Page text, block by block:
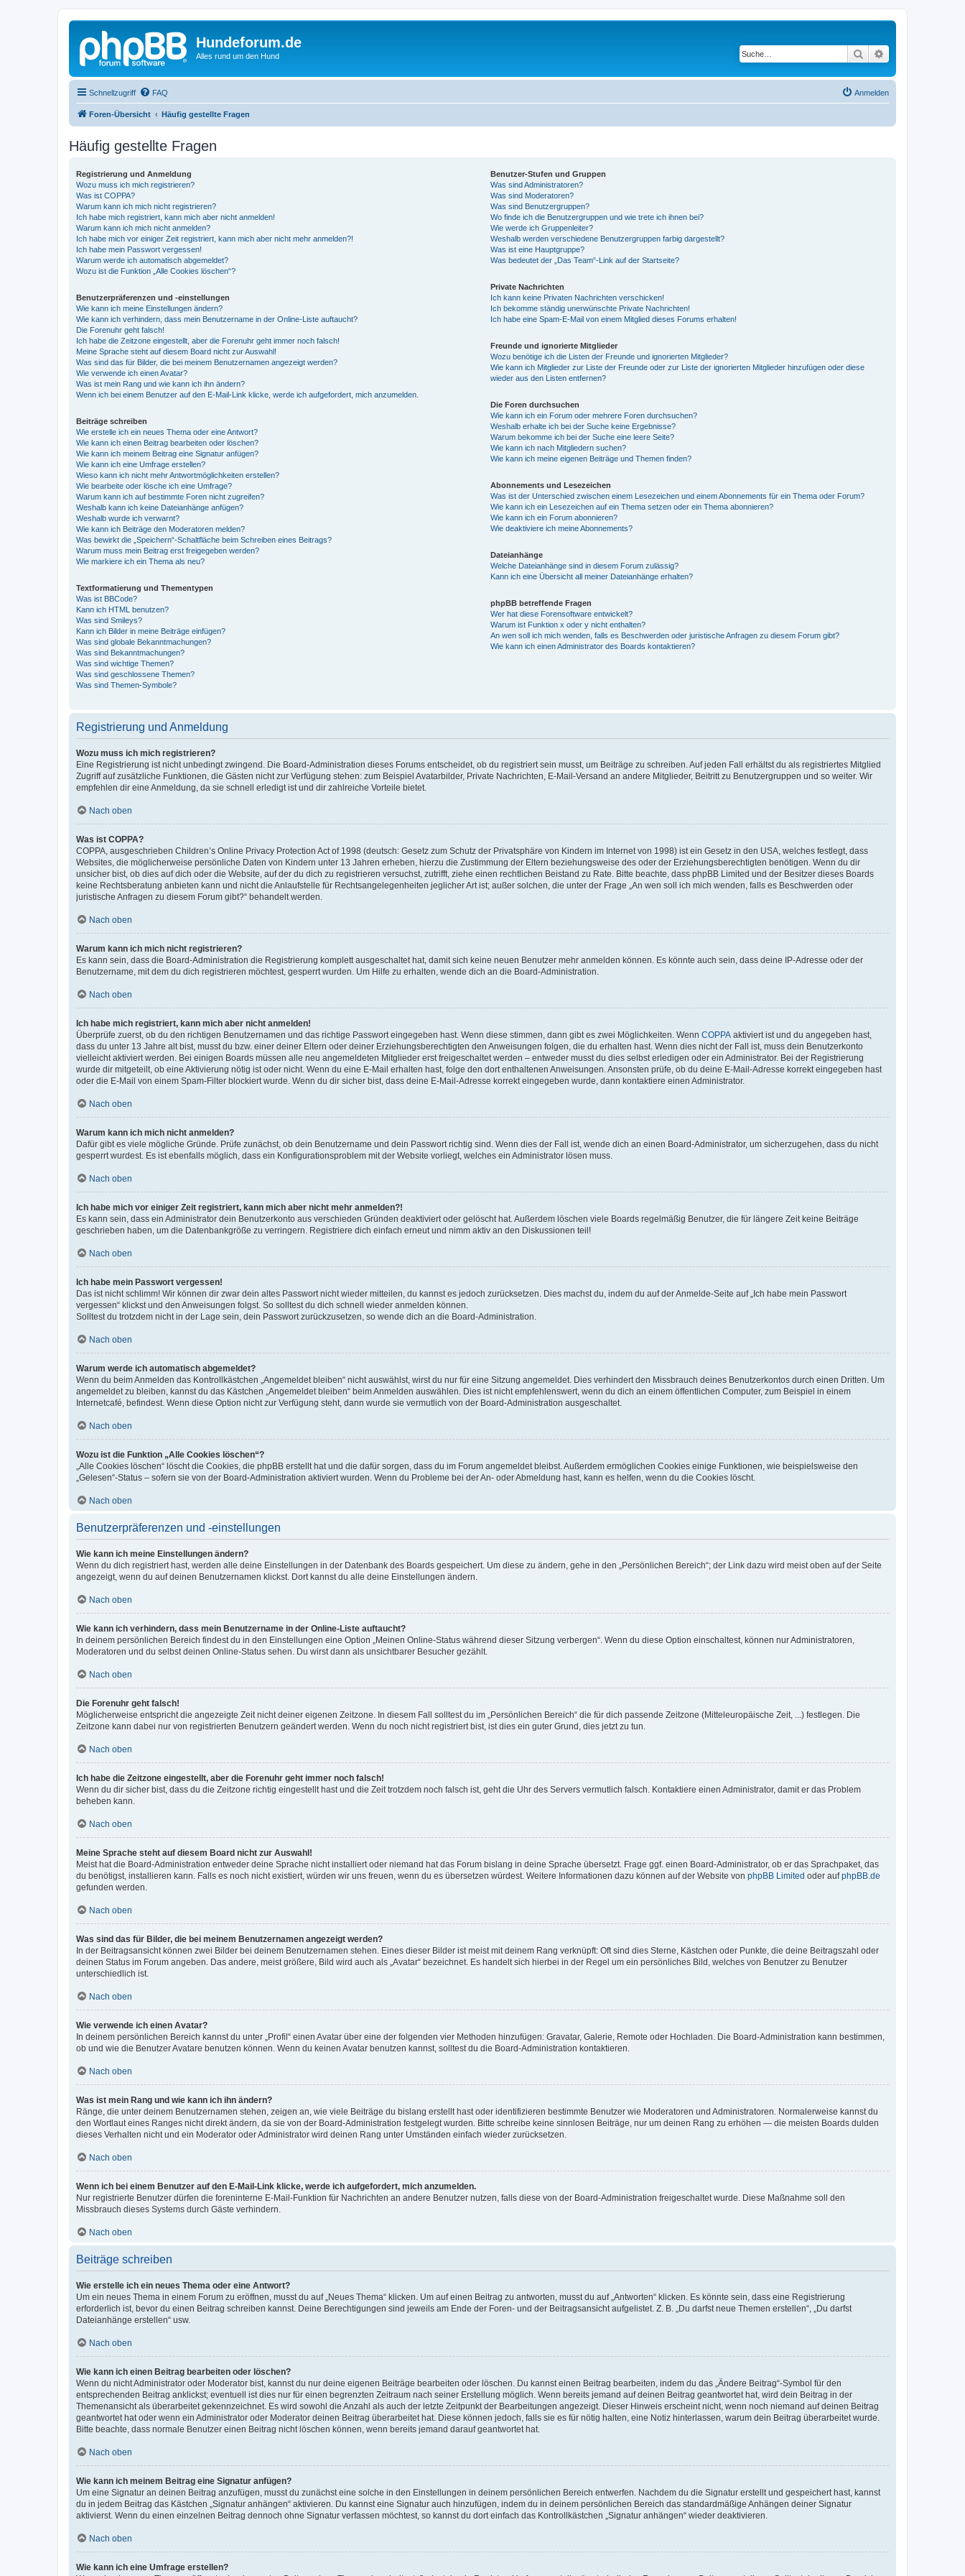
Hundeforum.de
Alles rund um den Hund Suche
Schnellzugriff FAQ Anmelden
Foren-Übersicht Häufig gestellte Fragen
Häufig gestellte Fragen
Registrierung und Anmeldung
Wozu muss ich mich registrieren?
Was ist COPPA?
Warum kann ich mich nicht registrieren?
Ich habe mich registriert, kann mich aber nicht anmelden!
Warum kann ich mich nicht anmelden?
Ich habe mich vor einiger Zeit registriert, kann mich aber nicht mehr anmelden?!
Ich habe mein Passwort vergessen!
Warum werde ich automatisch abgemeldet?
Wozu ist die Funktion „Alle Cookies löschen“?
Benutzerpräferenzen und -einstellungen
Wie kann ich meine Einstellungen ändern?
Wie kann ich verhindern, dass mein Benutzername in der Online-Liste auftaucht?
Die Forenuhr geht falsch!
Ich habe die Zeitzone eingestellt, aber die Forenuhr geht immer noch falsch!
Meine Sprache steht auf diesem Board nicht zur Auswahl!
Was sind das für Bilder, die bei meinem Benutzernamen angezeigt werden?
Wie verwende ich einen Avatar?
Was ist mein Rang und wie kann ich ihn ändern?
Wenn ich bei einem Benutzer auf den E-Mail-Link klicke, werde ich aufgefordert, mich anzumelden.
Beiträge schreiben
Wie erstelle ich ein neues Thema oder eine Antwort?
Wie kann ich einen Beitrag bearbeiten oder löschen?
Wie kann ich meinem Beitrag eine Signatur anfügen?
Wie kann ich eine Umfrage erstellen?
Wieso kann ich nicht mehr Antwortmöglichkeiten erstellen?
Wie bearbeite oder lösche ich eine Umfrage?
Warum kann ich auf bestimmte Foren nicht zugreifen?
Weshalb kann ich keine Dateianhänge anfügen?
Weshalb wurde ich verwarnt?
Wie kann ich Beiträge den Moderatoren melden?
Was bewirkt die „Speichern“-Schaltfläche beim Schreiben eines Beitrags?
Warum muss mein Beitrag erst freigegeben werden?
Wie markiere ich ein Thema als neu?
Textformatierung und Thementypen
Was ist BBCode?
Kann ich HTML benutzen?
Was sind Smileys?
Kann ich Bilder in meine Beiträge einfügen?
Was sind globale Bekanntmachungen?
Was sind Bekanntmachungen?
Was sind wichtige Themen?
Was sind geschlossene Themen?
Was sind Themen-Symbole?
Benutzer-Stufen und Gruppen
Was sind Administratoren?
Was sind Moderatoren?
Was sind Benutzergruppen?
Wo finde ich die Benutzergruppen und wie trete ich ihnen bei?
Wie werde ich Gruppenleiter?
Weshalb werden verschiedene Benutzergruppen farbig dargestellt?
Was ist eine Hauptgruppe?
Was bedeutet der „Das Team“-Link auf der Startseite?
Private Nachrichten
Ich kann keine Privaten Nachrichten verschicken!
Ich bekomme ständig unerwünschte Private Nachrichten!
Ich habe eine Spam-E-Mail von einem Mitglied dieses Forums erhalten!
Freunde und ignorierte Mitglieder
Wozu benötige ich die Listen der Freunde und ignorierten Mitglieder?
Wie kann ich Mitglieder zur Liste der Freunde oder zur Liste der ignorierten Mitglieder hinzufügen oder diese
wieder aus den Listen entfernen?
Die Foren durchsuchen
Wie kann ich ein Forum oder mehrere Foren durchsuchen?
Weshalb erhalte ich bei der Suche keine Ergebnisse?
Warum bekomme ich bei der Suche eine leere Seite?
Wie kann ich nach Mitgliedern suchen?
Wie kann ich meine eigenen Beiträge und Themen finden?
Abonnements und Lesezeichen
Was ist der Unterschied zwischen einem Lesezeichen und einem Abonnements für ein Thema oder Forum?
Wie kann ich ein Lesezeichen auf ein Thema setzen oder ein Thema abonnieren?
Wie kann ich ein Forum abonnieren?
Wie deaktiviere ich meine Abonnements?
Dateianhänge
Welche Dateianhänge sind in diesem Forum zulässig?
Kann ich eine Übersicht all meiner Dateianhänge erhalten?
phpBB betreffende Fragen
Wer hat diese Forensoftware entwickelt?
Warum ist Funktion x oder y nicht enthalten?
An wen soll ich mich wenden, falls es Beschwerden oder juristische Anfragen zu diesem Forum gibt?
Wie kann ich einen Administrator des Boards kontaktieren?
Registrierung und Anmeldung
Wozu muss ich mich registrieren?
Eine Registrierung ist nicht unbedingt zwingend. Die Board-Administration dieses Forums entscheidet, ob du registriert sein musst, um Beiträge zu schreiben. Auf jeden Fall erhältst du als registriertes Mitglied
Zugriff auf zusätzliche Funktionen, die Gästen nicht zur Verfügung stehen: zum Beispiel Avatarbilder, Private Nachrichten, E-Mail-Versand an andere Mitglieder, Beitritt zu Benutzergruppen und so weiter. Wir
empfehlen dir eine Anmeldung, da sie schnell erledigt ist und dir zahlreiche Vorteile bietet.
Nach oben
Was ist COPPA?
COPPA, ausgeschrieben Children’s Online Privacy Protection Act of 1998 (deutsch: Gesetz zum Schutz der Privatsphäre von Kindern im Internet von 1998) ist ein Gesetz in den USA, welches festlegt, dass
Websites, die möglicherweise persönliche Daten von Kindern unter 13 Jahren erheben, hierzu die Zustimmung der Eltern beziehungsweise des oder der Erziehungsberechtigten benötigen. Wenn du dir
unsicher bist, ob dies auf dich oder die Website, auf der du dich zu registrieren versuchst, zutrifft, ziehe einen rechtlichen Beistand zu Rate. Bitte beachte, dass phpBB Limited und der Besitzer dieses Boards
keine Rechtsberatung anbieten kann und nicht die Anlaufstelle für Rechtsangelegenheiten jeglicher Art ist; außer solchen, die unter der Frage „An wen soll ich mich wenden, falls es Beschwerden oder
juristische Anfragen zu diesem Forum gibt?“ behandelt werden.
Nach oben
Warum kann ich mich nicht registrieren?
Es kann sein, dass die Board-Administration die Registrierung komplett ausgeschaltet hat, damit sich keine neuen Benutzer mehr anmelden können. Es könnte auch sein, dass deine IP-Adresse oder der
Benutzername, mit dem du dich registrieren möchtest, gesperrt wurden. Um Hilfe zu erhalten, wende dich an die Board-Administration.
Nach oben
Ich habe mich registriert, kann mich aber nicht anmelden!
Überprüfe zuerst, ob du den richtigen Benutzernamen und das richtige Passwort eingegeben hast. Wenn diese stimmen, dann gibt es zwei Möglichkeiten. Wenn COPPA aktiviert ist und du angegeben hast,
dass du unter 13 Jahre alt bist, musst du bzw. einer deiner Eltern oder deiner Erziehungsberechtigten den Anweisungen folgen, die du erhalten hast. Wenn dies nicht der Fall ist, muss dein Benutzerkonto
vielleicht aktiviert werden. Bei einigen Boards müssen alle neu angemeldeten Mitglieder erst freigeschaltet werden – entweder musst du dies selbst erledigen oder ein Administrator. Bei der Registrierung
wurde dir mitgeteilt, ob eine Aktivierung nötig ist oder nicht. Wenn du eine E-Mail erhalten hast, folge den dort enthaltenen Anweisungen. Ansonsten prüfe, ob du deine E-Mail-Adresse korrekt eingegeben hast
oder die E-Mail von einem Spam-Filter blockiert wurde. Wenn du dir sicher bist, dass deine E-Mail-Adresse korrekt eingegeben wurde, dann kontaktiere einen Administrator.
Nach oben
Warum kann ich mich nicht anmelden?
Dafür gibt es viele mögliche Gründe. Prüfe zunächst, ob dein Benutzername und dein Passwort richtig sind. Wenn dies der Fall ist, wende dich an einen Board-Administrator, um sicherzugehen, dass du nicht
gesperrt wurdest. Es ist ebenfalls möglich, dass ein Konfigurationsproblem mit der Website vorliegt, welches ein Administrator lösen muss.
Nach oben
Ich habe mich vor einiger Zeit registriert, kann mich aber nicht mehr anmelden?!
Es kann sein, dass ein Administrator dein Benutzerkonto aus verschieden Gründen deaktiviert oder gelöscht hat. Außerdem löschen viele Boards regelmäßig Benutzer, die für längere Zeit keine Beiträge
geschrieben haben, um die Datenbankgröße zu verringern. Registriere dich einfach erneut und nimm aktiv an den Diskussionen teil!
Nach oben
Ich habe mein Passwort vergessen!
Das ist nicht schlimm! Wir können dir zwar dein altes Passwort nicht wieder mitteilen, du kannst es jedoch zurücksetzen. Dies machst du, indem du auf der Anmelde-Seite auf „Ich habe mein Passwort
vergessen“ klickst und den Anweisungen folgst. So solltest du dich schnell wieder anmelden können.
Solltest du trotzdem nicht in der Lage sein, dein Passwort zurückzusetzen, so wende dich an die Board-Administration.
Nach oben
Warum werde ich automatisch abgemeldet?
Wenn du beim Anmelden das Kontrollkästchen „Angemeldet bleiben“ nicht auswählst, wirst du nur für eine Sitzung angemeldet. Dies verhindert den Missbrauch deines Benutzerkontos durch einen Dritten. Um
angemeldet zu bleiben, kannst du das Kästchen „Angemeldet bleiben“ beim Anmelden auswählen. Dies ist nicht empfehlenswert, wenn du dich an einem öffentlichen Computer, zum Beispiel in einem
Internetcafé, befindest. Wenn diese Option nicht zur Verfügung steht, dann wurde sie vermutlich von der Board-Administration ausgeschaltet.
Nach oben
Wozu ist die Funktion „Alle Cookies löschen“?
„Alle Cookies löschen“ löscht die Cookies, die phpBB erstellt hat und die dafür sorgen, dass du im Forum angemeldet bleibst. Außerdem ermöglichen Cookies einige Funktionen, wie beispielsweise den
„Gelesen“-Status – sofern sie von der Board-Administration aktiviert wurden. Wenn du Probleme bei der An- oder Abmeldung hast, kann es helfen, wenn du die Cookies löscht.
Nach oben
Benutzerpräferenzen und -einstellungen
Wie kann ich meine Einstellungen ändern?
Wenn du dich registriert hast, werden alle deine Einstellungen in der Datenbank des Boards gespeichert. Um diese zu ändern, gehe in den „Persönlichen Bereich“; der Link dazu wird meist oben auf der Seite
angezeigt, wenn du auf deinen Benutzernamen klickst. Dort kannst du alle deine Einstellungen ändern.
Nach oben
Wie kann ich verhindern, dass mein Benutzername in der Online-Liste auftaucht?
In deinem persönlichen Bereich findest du in den Einstellungen eine Option „Meinen Online-Status während dieser Sitzung verbergen“. Wenn du diese Option einschaltest, können nur Administratoren,
Moderatoren und du selbst deinen Online-Status sehen. Du wirst dann als unsichtbarer Besucher gezählt.
Nach oben
Die Forenuhr geht falsch!
Möglicherweise entspricht die angezeigte Zeit nicht deiner eigenen Zeitzone. In diesem Fall solltest du im „Persönlichen Bereich“ die für dich passende Zeitzone (Mitteleuropäische Zeit, ...) festlegen. Die
Zeitzone kann dabei nur von registrierten Benutzern geändert werden. Wenn du noch nicht registriert bist, ist dies ein guter Grund, dies jetzt zu tun.
Nach oben
Ich habe die Zeitzone eingestellt, aber die Forenuhr geht immer noch falsch!
Wenn du dir sicher bist, dass du die Zeitzone richtig eingestellt hast und die Zeit trotzdem noch falsch ist, geht die Uhr des Servers vermutlich falsch. Kontaktiere einen Administrator, damit er das Problem
beheben kann.
Nach oben
Meine Sprache steht auf diesem Board nicht zur Auswahl!
Meist hat die Board-Administration entweder deine Sprache nicht installiert oder niemand hat das Forum bislang in deine Sprache übersetzt. Frage ggf. einen Board-Administrator, ob er das Sprachpaket, das
du benötigst, installieren kann. Falls es noch nicht existiert, würden wir uns freuen, wenn du es übersetzen würdest. Weitere Informationen dazu können auf der Website von phpBB Limited oder aufphpBB.de
gefunden werden.
Nach oben
Was sind das für Bilder, die bei meinem Benutzernamen angezeigt werden?
In der Beitragsansicht können zwei Bilder bei deinem Benutzernamen stehen. Eines dieser Bilder ist meist mit deinem Rang verknüpft: Oft sind dies Sterne, Kästchen oder Punkte, die deine Beitragszahl oder
deinen Status im Forum angeben. Das andere, meist größere, Bild wird auch als „Avatar“ bezeichnet. Es handelt sich hierbei in der Regel um ein persönliches Bild, welches von Benutzer zu Benutzer
unterschiedlich ist.
Nach oben
Wie verwende ich einen Avatar?
In deinem persönlichen Bereich kannst du unter „Profil“ einen Avatar über eine der folgenden vier Methoden hinzufügen: Gravatar, Galerie, Remote oder Hochladen. Die Board-Administration kann bestimmen,
ob und wie die Benutzer Avatare benutzen können. Wenn du keinen Avatar benutzen kannst, solltest du die Board-Administration kontaktieren.
Nach oben
Was ist mein Rang und wie kann ich ihn ändern?
Ränge, die unter deinem Benutzernamen stehen, zeigen an, wie viele Beiträge du bislang erstellt hast oder identifizieren bestimmte Benutzer wie Moderatoren und Administratoren. Normalerweise kannst du
den Wortlaut eines Ranges nicht direkt ändern, da sie von der Board-Administration festgelegt wurden. Bitte schreibe keine sinnlosen Beiträge, nur um deinen Rang zu erhöhen — die meisten Boards dulden
dieses Verhalten nicht und ein Moderator oder Administrator wird deinen Rang unter Umständen einfach wieder zurücksetzen.
Nach oben
Wenn ich bei einem Benutzer auf den E-Mail-Link klicke, werde ich aufgefordert, mich anzumelden.
Nur registrierte Benutzer dürfen die foreninterne E-Mail-Funktion für Nachrichten an andere Benutzer nutzen, falls diese von der Board-Administration freigeschaltet wurde. Diese Maßnahme soll den
Missbrauch dieses Systems durch Gäste verhindern.
Nach oben
Beiträge schreiben
Wie erstelle ich ein neues Thema oder eine Antwort?
Um ein neues Thema in einem Forum zu eröffnen, musst du auf „Neues Thema“ klicken. Um auf einen Beitrag zu antworten, musst du auf „Antworten“ klicken. Es könnte sein, dass eine Registrierung
erforderlich ist, bevor du einen Beitrag schreiben kannst. Deine Berechtigungen sind jeweils am Ende der Foren- und der Beitragsansicht aufgelistet. Z. B. „Du darfst neue Themen erstellen“, „Du darfst
Dateianhänge erstellen“ usw.
Nach oben
Wie kann ich einen Beitrag bearbeiten oder löschen?
Wenn du nicht Administrator oder Moderator bist, kannst du nur deine eigenen Beiträge bearbeiten oder löschen. Du kannst einen Beitrag bearbeiten, indem du das „Ändere Beitrag“-Symbol für den
entsprechenden Beitrag anklickst; eventuell ist dies nur für einen begrenzten Zeitraum nach seiner Erstellung möglich. Wenn bereits jemand auf deinen Beitrag geantwortet hat, wird dein Beitrag in der
Themenansicht als überarbeitet gekennzeichnet. Es wird sowohl die Anzahl als auch der letzte Zeitpunkt der Bearbeitungen angezeigt. Dieser Hinweis erscheint nicht, wenn noch niemand auf deinen Beitrag
geantwortet hat oder wenn ein Administrator oder Moderator deinen Beitrag überarbeitet hat. Diese können jedoch, falls sie es für nötig halten, eine Notiz hinterlassen, warum dein Beitrag überarbeitet wurde.
Bitte beachte, dass normale Benutzer einen Beitrag nicht löschen können, wenn bereits jemand darauf geantwortet hat.
Nach oben
Wie kann ich meinem Beitrag eine Signatur anfügen?
Um eine Signatur an deinen Beitrag anzufügen, musst du zunächst eine solche in den Einstellungen in deinem persönlichen Bereich entwerfen. Nachdem du die Signatur erstellt und gespeichert hast, kannst
du in jedem Beitrag das Kästchen „Signatur anhängen“ aktivieren. Du kannst eine Signatur auch hinzufügen, indem du in deinem persönlichen Bereich das standardmäßige Anhängen deiner Signatur
aktivierst. Wenn du einen einzelnen Beitrag dennoch ohne Signatur verfassen möchtest, so kannst du dort einfach das Kontrollkästchen „Signatur anhängen“ wieder deaktivieren.
Nach oben
Wie kann ich eine Umfrage erstellen?